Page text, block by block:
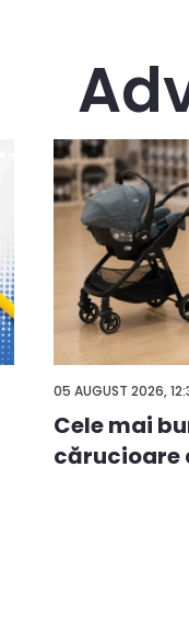
05 AUGUST 2026,
Cele mai
cărucioare